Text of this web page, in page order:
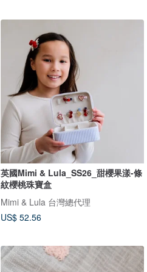
英國Mimi & Lula_SS26_甜櫻果漾-條
紋櫻桃珠寶盒
Mimi & Lula 台灣總代理
US$ 52.56